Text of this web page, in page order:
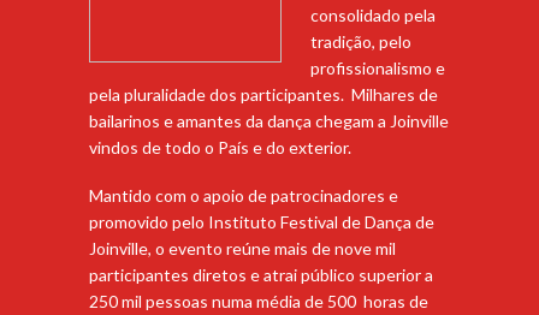
consolidado pela
tradição, pelo
profissionalismo e
pela pluralidade dos participantes. Milhares de
bailarinos e amantes da dança chegam a Joinville
vindos de todo o País e do exterior.
Mantido com o apoio de patrocinadores e
promovido pelo Instituto Festival de Dança de
Joinville, o evento reúne mais de nove mil
participantes diretos e atrai público superior a
250 mil pessoas numa média de 500 horas de